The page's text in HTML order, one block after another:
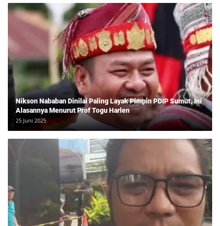
Nikson Nababan Dinilai Paling Layak Pimpin PDIP Sumut, Ini
Alasannya Menurut Prof Togu Harlen
25 Juni 2025